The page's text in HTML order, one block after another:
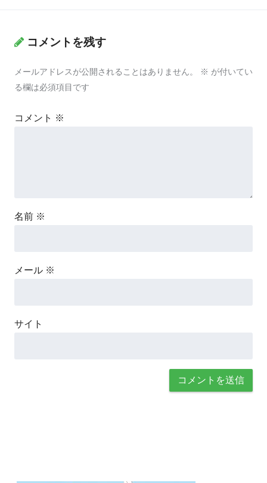
コメントを残す
メールアドレスが公開されることはありません。 ※ が付いてい
る欄は必須項目です
コメント ※
名前 ※
メール ※
サイト